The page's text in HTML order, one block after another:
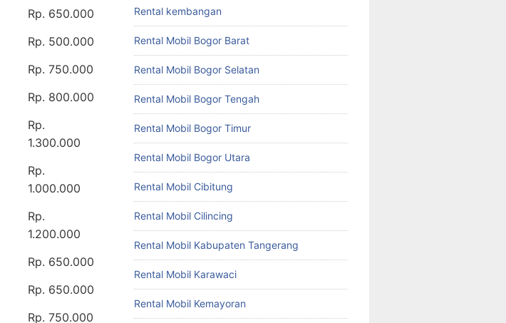
Rp. 650.000
Rp. 500.000
Rp. 750.000
Rp. 800.000
Rp.
1.300.000
Rp.
1.000.000
Rp.
1.200.000
Rp. 650.000
Rp. 650.000
Rp. 750.000
Rental kembangan
Rental Mobil Bogor Barat
Rental Mobil Bogor Selatan
Rental Mobil Bogor Tengah
Rental Mobil Bogor Timur
Rental Mobil Bogor Utara
Rental Mobil Cibitung
Rental Mobil Cilincing
Rental Mobil Kabupaten Tangerang
Rental Mobil Karawaci
Rental Mobil Kemayoran